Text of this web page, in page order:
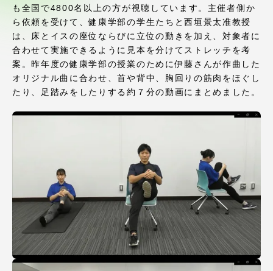
も全国で4800名以上の方が視聴しています。主催者側か
ら依頼を受けて、健康学部の学生たちと西垣景太准教授
は、床とイスの座位ならびに立位の動きを加え、対象者に
合わせて実施できるように見本を分けてストレッチを考
案。昨年度の健康学部の授業のために伊藤さんが作曲した
オリジナル曲に合わせ、首や背中、胸回りの筋肉をほぐし
たり、足踏みをしたりする約７分の動画にまとめました。
アクセス情報
品川キャンパス 湘南キャンパス
臨空キャンパス
札幌キャンパス